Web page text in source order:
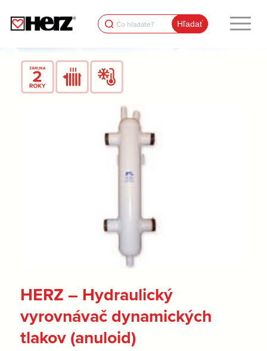
Search
for:
HERZ – Hydraulický
vyrovnávač dynamických
tlakov (anuloid)